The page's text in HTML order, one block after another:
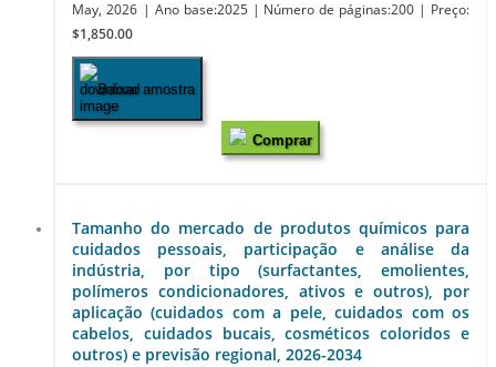
May, 2026 | Ano base:2025 | Número de páginas:200 | Preço:
$1,850.00
Baixar amostra
Comprar
Tamanho do mercado de produtos químicos para
cuidados pessoais, participação e análise da
indústria, por tipo (surfactantes, emolientes,
polímeros condicionadores, ativos e outros), por
aplicação (cuidados com a pele, cuidados com os
cabelos, cuidados bucais, cosméticos coloridos e
outros) e previsão regional, 2026-2034